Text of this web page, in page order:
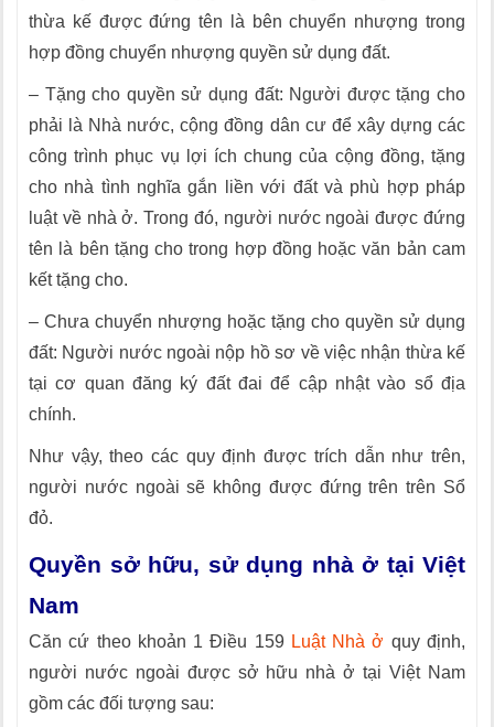
thừa kế được đứng tên là bên chuyển nhượng trong
hợp đồng chuyển nhượng quyền sử dụng đất.
– Tặng cho quyền sử dụng đất: Người được tặng cho
phải là Nhà nước, cộng đồng dân cư để xây dựng các
công trình phục vụ lợi ích chung của cộng đồng, tặng
cho nhà tình nghĩa gắn liền với đất và phù hợp pháp
luật về nhà ở. Trong đó, người nước ngoài được đứng
tên là bên tặng cho trong hợp đồng hoặc văn bản cam
kết tặng cho.
– Chưa chuyển nhượng hoặc tặng cho quyền sử dụng
đất: Người nước ngoài nộp hồ sơ về việc nhận thừa kế
tại cơ quan đăng ký đất đai để cập nhật vào sổ địa
chính.
Như vậy, theo các quy định được trích dẫn như trên,
người nước ngoài sẽ không được đứng trên trên Sổ
đỏ.
Quyền sở hữu, sử dụng nhà ở tại Việt
Nam
Căn cứ theo khoản 1 Điều 159 Luật Nhà ở quy định,
người nước ngoài được sở hữu nhà ở tại Việt Nam
gồm các đối tượng sau: